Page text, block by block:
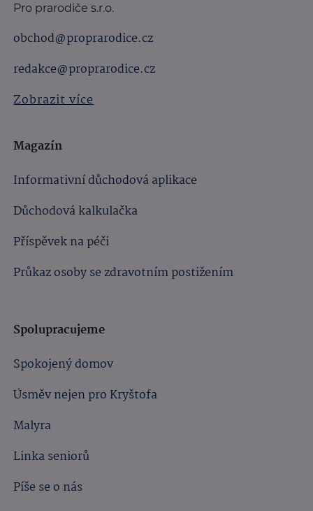
Pro prarodiče s.r.o.
obchod@proprarodice.cz
redakce@proprarodice.cz
Zobrazit více
Magazín
Informativní důchodová aplikace
Důchodová kalkulačka
Příspěvek na péči
Průkaz osoby se zdravotním postižením
Spolupracujeme
Spokojený domov
Úsměv nejen pro Kryštofa
Malyra
Linka seniorů
Píše se o nás